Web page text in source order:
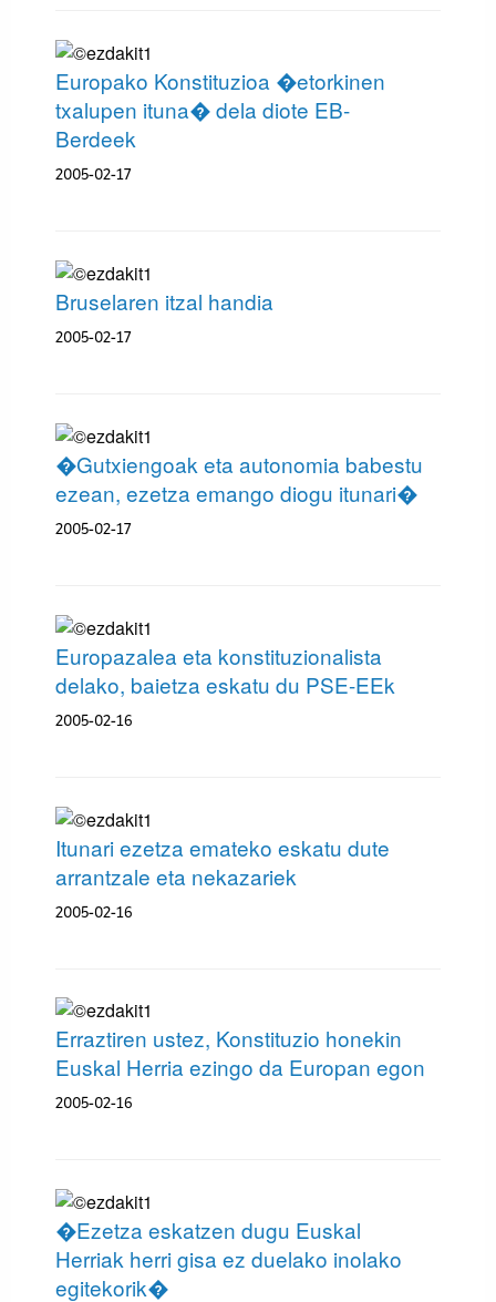
Europako Konstituzioa �etorkinen
txalupen ituna� dela diote EB-
Berdeek
2005-02-17
Bruselaren itzal handia
2005-02-17
�Gutxiengoak eta autonomia babestu
ezean, ezetza emango diogu itunari�
2005-02-17
Europazalea eta konstituzionalista
delako, baietza eskatu du PSE-EEk
2005-02-16
Itunari ezetza emateko eskatu dute
arrantzale eta nekazariek
2005-02-16
Erraztiren ustez, Konstituzio honekin
Euskal Herria ezingo da Europan egon
2005-02-16
�Ezetza eskatzen dugu Euskal
Herriak herri gisa ez duelako inolako
egitekorik�